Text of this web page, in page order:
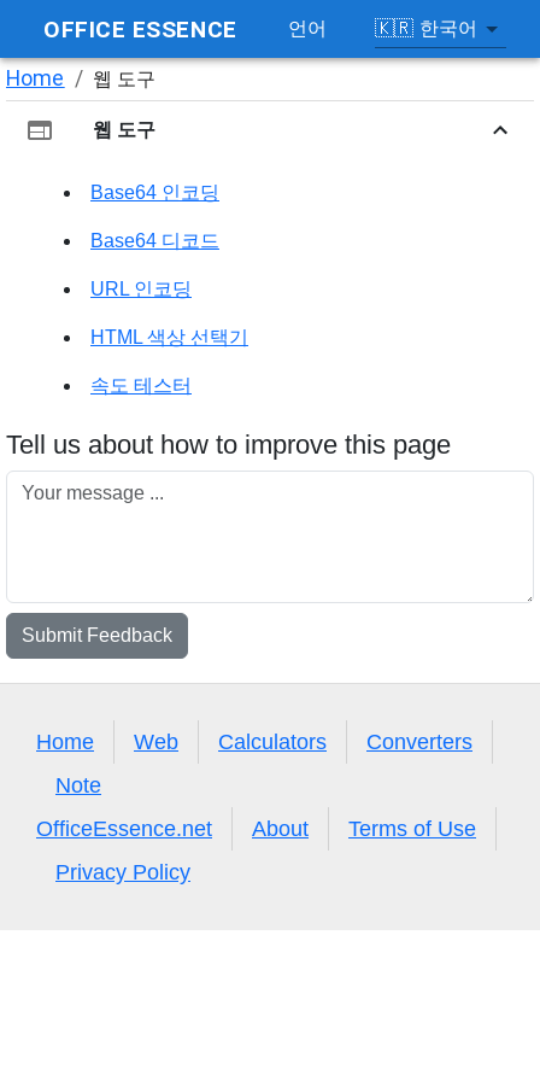
OFFICE ESSENCE 언어 🇰🇷 한국어
Home / 웹 도구
웹 도구
Base64 인코딩
Base64 디코드
URL 인코딩
HTML 색상 선택기
속도 테스터
Tell us about how to improve this page
Submit Feedback
Home Web Calculators
Converters
Note
OfficeEssence.net
About
Terms of Use
Privacy Policy